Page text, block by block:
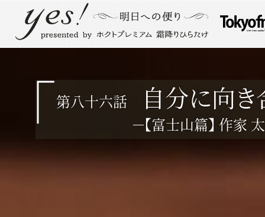
第八十六話 自分に向
－【富士山篇】 作家